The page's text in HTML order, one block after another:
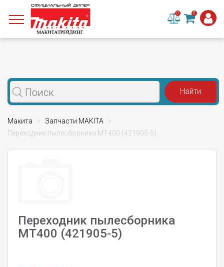
0 0
Макита
Запчасти MAKITA
Переходник пылесборника MT400 (421905-5)
Переходник пылесборника
MT400 (421905-5)